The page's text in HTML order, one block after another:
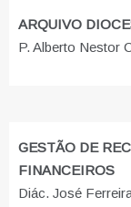
ARQUIVO
P. Alberto Nestor
GESTÃO DE
FINANCEIROS
Diác. José